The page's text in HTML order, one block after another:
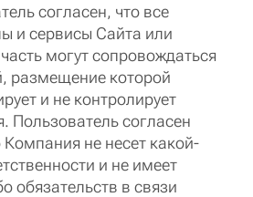
согласен, что все
и сервисы Сайта или
могут сопровождаться
размещение которой
и не контролирует
Пользователь согласен
Компания не несет какой-
и не имеет
обязательств в связи